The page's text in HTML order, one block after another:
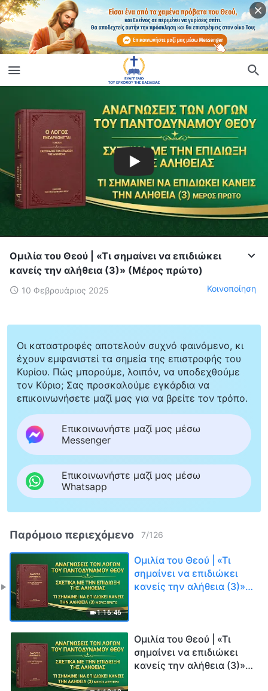
Ομιλία του Θεού | «Τι σημαίνει να επιδιώκει
κανείς την αλήθεια (3)» (Μέρος πρώτο)
10 Φεβρουάριος 2025 Κοινοποίηση
Οι καταστροφές αποτελούν συχνό φαινόμενο, κι
έχουν εμφανιστεί τα σημεία της επιστροφής του
Κυρίου. Πώς μπορούμε, λοιπόν, να υποδεχθούμε
τον Κύριο; Σας προσκαλούμε εγκάρδια να
επικοινωνήσετε μαζί μας για να βρείτε τον τρόπο.
Επικοινωνήστε μαζί μας μέσω
Messenger
Επικοινωνήστε μαζί μας μέσω
Whatsapp
Παρόμοιο περιεχόμενο 7/126
1:16:46
Ομιλία του Θεού | «Τι
σημαίνει να επιδιώκει
κανείς την αλήθεια (3)»
Ομιλία του Θεού | «Τι
σημαίνει να επιδιώκει
κανείς την αλήθεια (3)»